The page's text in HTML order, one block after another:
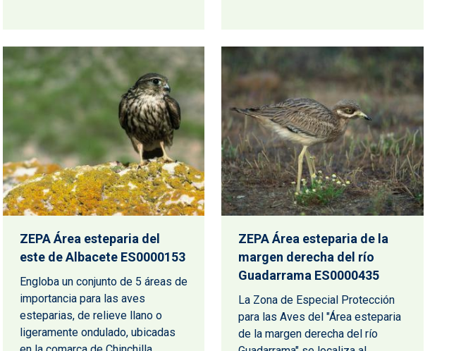
ZEPA Área esteparia del
este de Albacete ES0000153
Engloba un conjunto de 5 áreas de
importancia para las aves
esteparias, de relieve llano o
ligeramente ondulado, ubicadas
ZEPA Área esteparia de la
margen derecha del río
Guadarrama ES0000435
La Zona de Especial Protección
para las Aves del "Área esteparia
de la margen derecha del río